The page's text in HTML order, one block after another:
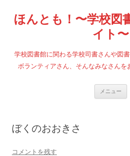
テ
ン
キ
ッ
ほんとも！〜学校図
イト〜
学校図書館に関わる学校司書さんや図
ボランティアさん、そんなみなさんを
メニュー
ぼくのおおきさ
コメントを残す